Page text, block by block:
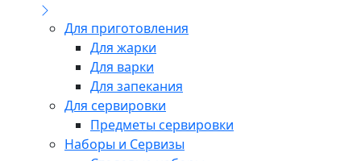
Для приготовления
Для жарки
Для варки
Для запекания
Для сервировки
Предметы сервировки
Наборы и Сервизы